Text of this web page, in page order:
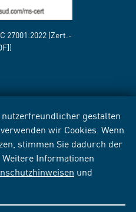
gestalten
wir Cookies. Wenn
stimmen Sie dadurch der
Informationen
und
27001:2022 (Zert.-